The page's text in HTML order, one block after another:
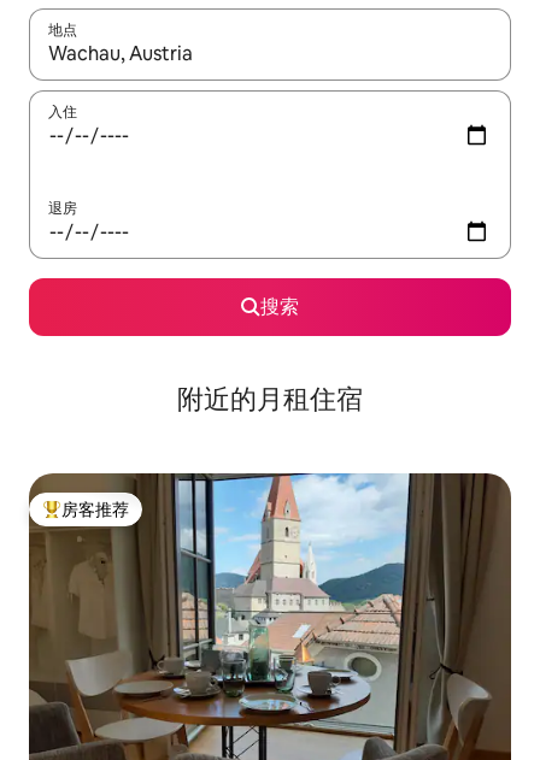
地点
如有搜索结果，请使用上下方向键查看，或通过点击或滑动手势
入住
退房
搜索
附近的月租住宿
热门「房客推荐」
房客推荐